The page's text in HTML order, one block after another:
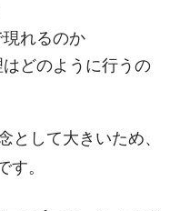
れるのか
どのように行うの
として大きいため、
す。